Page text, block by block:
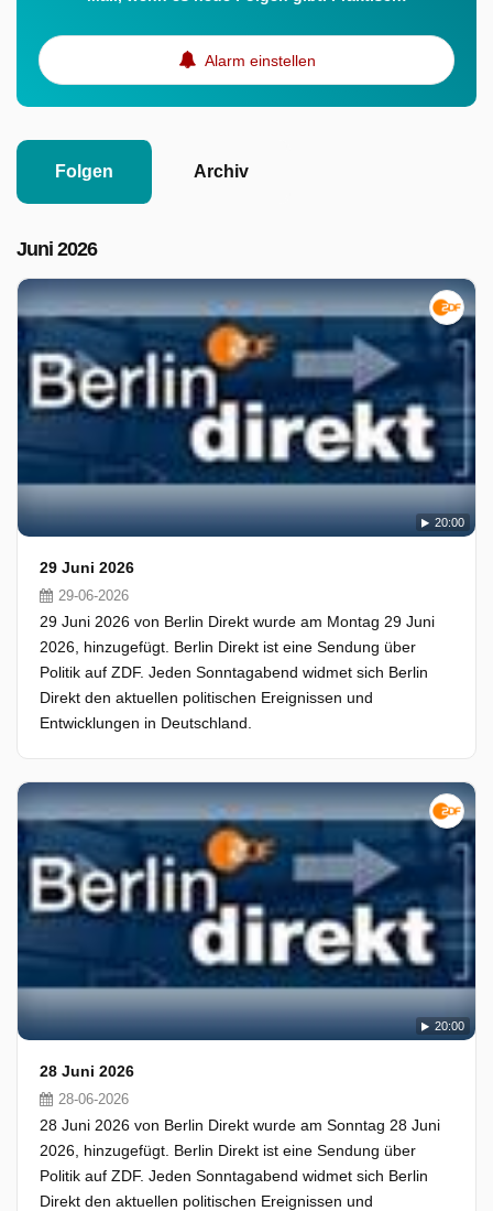
Alarm einstellen
Folgen Archiv
Juni 2026
20:00
29 Juni 2026
29-06-2026
29 Juni 2026 von Berlin Direkt wurde am Montag 29 Juni
2026, hinzugefügt. Berlin Direkt ist eine Sendung über
Politik auf ZDF. Jeden Sonntagabend widmet sich Berlin
Direkt den aktuellen politischen Ereignissen und
Entwicklungen in Deutschland.
20:00
28 Juni 2026
28-06-2026
28 Juni 2026 von Berlin Direkt wurde am Sonntag 28 Juni
2026, hinzugefügt. Berlin Direkt ist eine Sendung über
Politik auf ZDF. Jeden Sonntagabend widmet sich Berlin
Direkt den aktuellen politischen Ereignissen und